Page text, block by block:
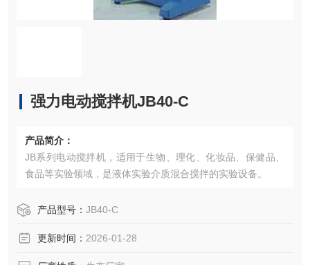
强力电动搅拌机JB40-C
产品简介：
JB系列电动搅拌机，适用于生物、理化、化妆品、保健品、
食品等实验领域，是液体实验介质混合搅拌的实验设备。
产品型号： JB40-C
更新时间： 2026-01-28